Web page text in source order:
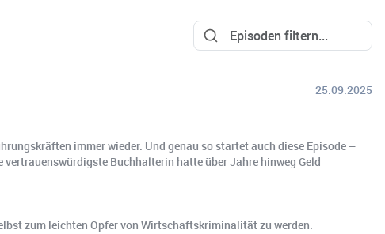
25.09.2025
immer wieder. Und genau so startet auch diese Episode –
Buchhalterin hatte über Jahre hinweg Geld
zum leichten Opfer von Wirtschaftskriminalität zu werden.